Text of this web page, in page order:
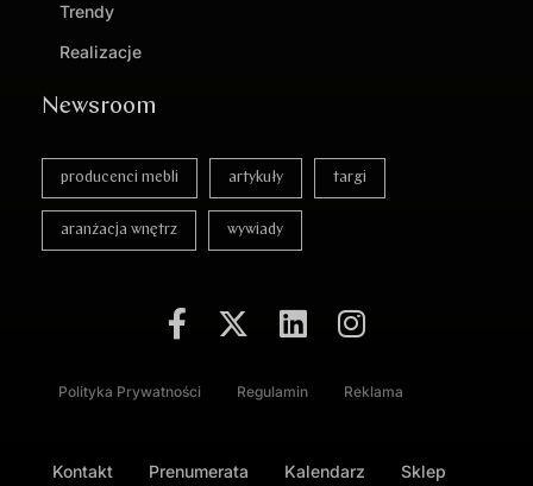
Trendy
Realizacje
Newsroom
producenci mebli artykuły targi
aranżacja wnętrz wywiady
Polityka Prywatności Regulamin Reklama
Kontakt Prenumerata Kalendarz Sklep